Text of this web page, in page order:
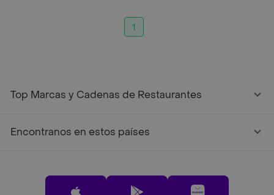
1
Top Marcas y Cadenas de Restaurantes
Encontranos en estos países